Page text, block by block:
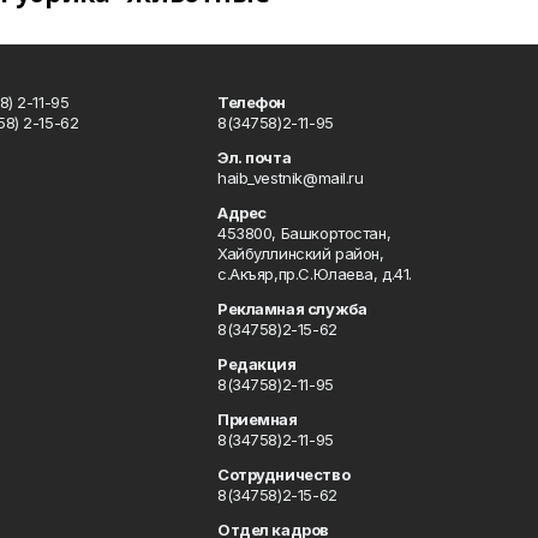
2-11-95
2-15-62
Телефон
8(34758)2-11-95
Эл. почта
haib_vestnik@mail.ru
Адрес
453800, Башкортостан,
Хайбуллинский район,
с.Акъяр,пр.С.Юлаева, д.41.
Рекламная служба
8(34758)2-15-62
Редакция
8(34758)2-11-95
Приемная
8(34758)2-11-95
Сотрудничество
8(34758)2-15-62
Отдел кадров